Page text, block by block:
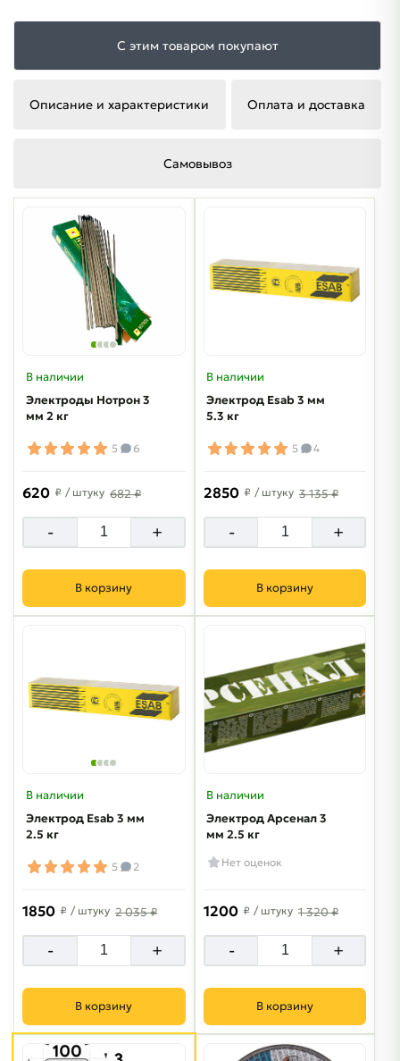
С этим товаром покупают
Описание и характеристики Оплата и доставка
Самовывоз
В наличии
Электроды Нотрон 3
мм 2 кг
5 6
620 ₽ / штуку 682 ₽
- +
В корзину
В наличии
Электрод Esab 3 мм
5.3 кг
5 4
2850 ₽ / штуку 3 135 ₽
- +
В корзину
В наличии
Электрод Esab 3 мм
2.5 кг
5 2
1850 ₽ / штуку 2 035 ₽
- +
В корзину
В наличии
Электрод Арсенал 3
мм 2.5 кг
Нет оценок
1200 ₽ / штуку 1 320 ₽
- +
В корзину